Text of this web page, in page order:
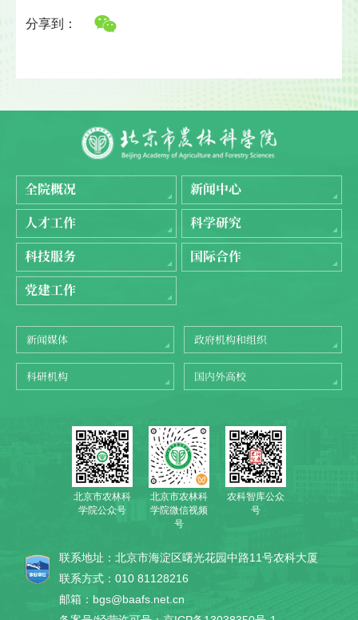
分享到：
全院概况
新闻中心
人才工作
科学研究
科技服务
国际合作
党建工作
新闻媒体 政府机构和组织
科研机构 国内外高校
北京市农林科
学院公众号
北京市农林科
学院微信视频
号
农科智库公众
号
联系地址：北京市海淀区曙光花园中路11号农科大厦
联系方式：010 81128216
邮箱：bgs@baafs.net.cn